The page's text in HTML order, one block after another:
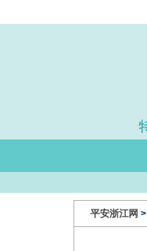
·浙江持续完善
平安浙江网 >